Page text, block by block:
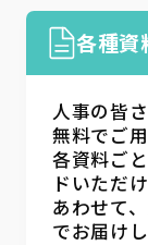
ビジネ
ITリテラ
財務・
コンプ
メンタル
英語(5)
各種資
人事の皆
無料でご
各資料ご
ドいただけ
あわせて
でお届けし